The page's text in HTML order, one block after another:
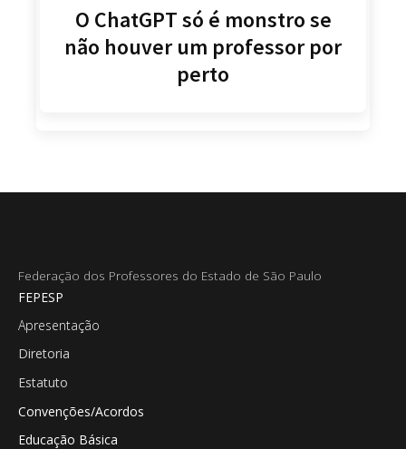
O ChatGPT só é monstro se
não houver um professor por
perto
Federação dos Professores do Estado de São Paulo
FEPESP
Apresentação
Diretoria
Estatuto
Convenções/Acordos
Educação Básica